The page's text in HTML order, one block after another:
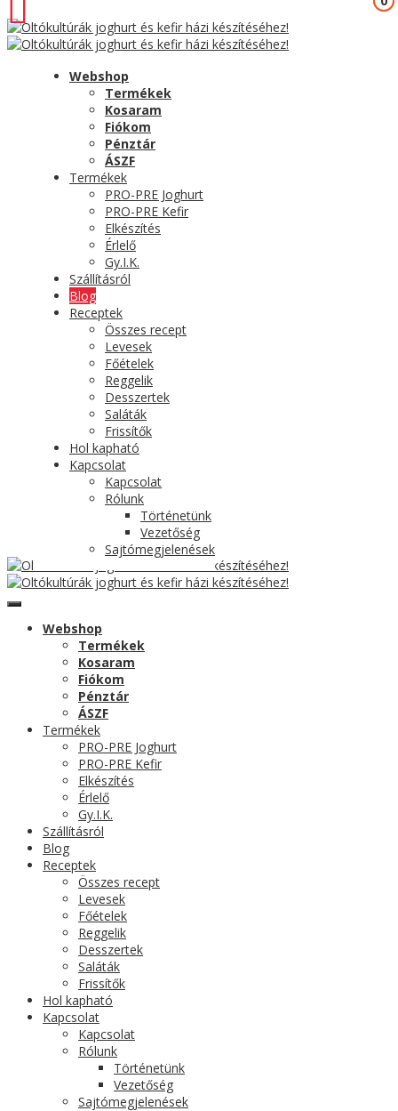
Webshop
Termékek
Kosaram
Fiókom
Pénztár
ÁSZF
Termékek
PRO-PRE Joghurt
PRO-PRE Kefir
Elkészítés
Érlelő
Gy.I.K.
Szállításról
Blog
Receptek
Összes recept
Levesek
Főételek
Reggelik
Desszertek
Saláták
Frissítők
Hol kapható
Kapcsolat
Kapcsolat
Rólunk
Történetünk
Vezetőség
Sajtómegjelenések
Webshop
Termékek
Kosaram
Fiókom
Pénztár
ÁSZF
Termékek
PRO-PRE Joghurt
PRO-PRE Kefir
Elkészítés
Érlelő
Gy.I.K.
Szállításról
Blog
Receptek
Összes recept
Levesek
Főételek
Reggelik
Desszertek
Saláták
Frissítők
Hol kapható
Kapcsolat
Kapcsolat
Rólunk
Történetünk
Vezetőség
Sajtómegjelenések